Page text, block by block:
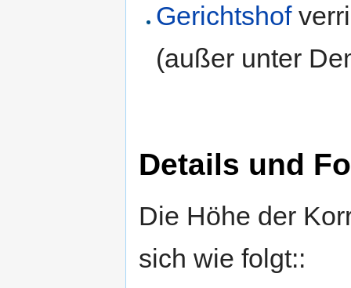
Gerichtshof
(außer unter
Details und
Die Höhe der
sich wie folgt::